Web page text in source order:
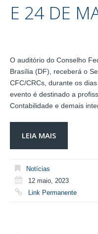
E 24 DE
O auditório do Conselho
Brasília (DF), receberá o
CFC/CRCs, durante os
evento é destinado a
Contabilidade e demais
LEIA MAIS
Notícias
12 maio, 2023
Link Permanente